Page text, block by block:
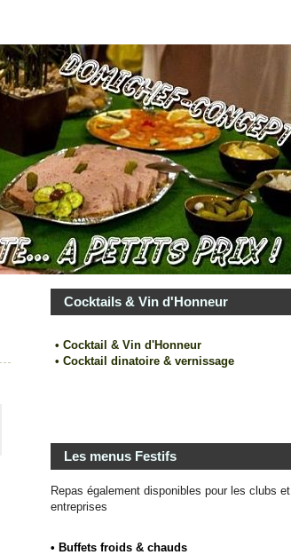
Cocktails & Vin d'Honneur
• Cocktail & Vin d'Honneur
• Cocktail dinatoire & vernissage
Les menus Festifs
Repas également disponibles pour les clubs et
entreprises
• Buffets froids & chauds